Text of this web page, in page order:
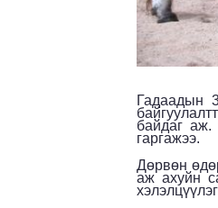
Гадаадын
байдаг аж.
гаргажээ.
Дөрвөн
аж ахуйн